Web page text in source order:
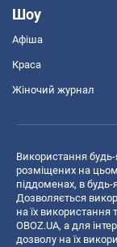
Шоу
Афіша
Краса
Жіночий журнал
Використання будь-
розміщених на
піддоменах, в будь-
Дозволяється
на їх використання
OBOZ.UA, а для
дозволу на їх